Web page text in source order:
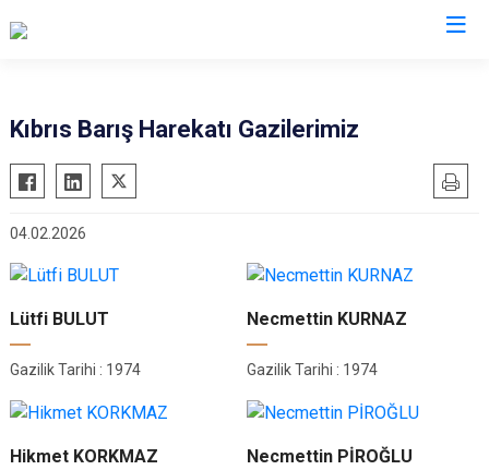
Cumayeri
Akçakoca
Çilimli
Gölyaka
Gümüşova
Kaynaşlı
Yığılca
Kıbrıs Barış Harekatı Gazilerimiz
04.02.2026
Lütfi BULUT
Gazilik Tarihi : 1974
Necmettin KURNAZ
Gazilik Tarihi : 1974
Hikmet KORKMAZ Necmettin PİROĞLU